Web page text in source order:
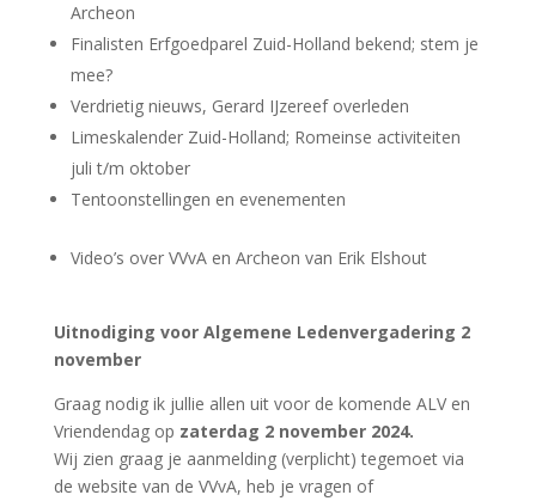
Archeon
Finalisten Erfgoedparel Zuid-Holland bekend; stem je
mee?
Verdrietig nieuws, Gerard IJzereef overleden
Limeskalender Zuid-Holland; Romeinse activiteiten
juli t/m oktober
Tentoonstellingen en evenementen
Video’s over VVvA en Archeon van Erik Elshout
Uitnodiging voor Algemene Ledenvergadering 2
november
Graag nodig ik jullie allen uit voor de komende ALV en
Vriendendag op zaterdag 2 november 2024.
Wij zien graag je aanmelding (verplicht) tegemoet via
de website van de VVvA, heb je vragen of